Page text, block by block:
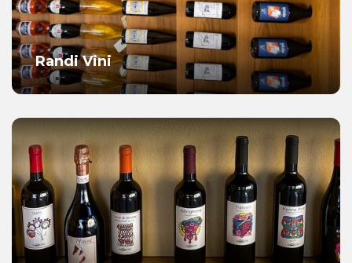
Randi Vini